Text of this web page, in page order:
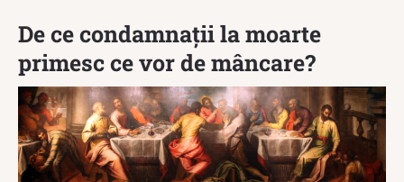
De ce condamnații la moarte
primesc ce vor de mâncare?